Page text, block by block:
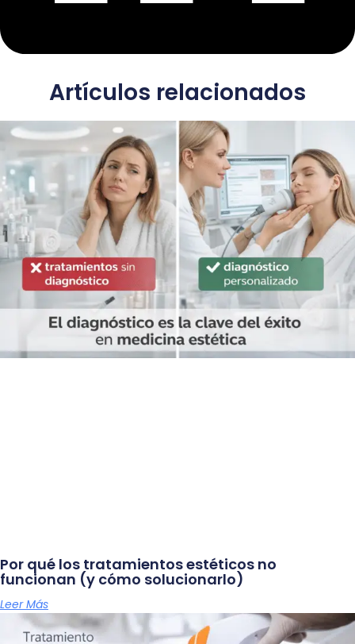
Artículos relacionados
Por qué los tratamientos estéticos no
funcionan (y cómo solucionarlo)
Leer Más